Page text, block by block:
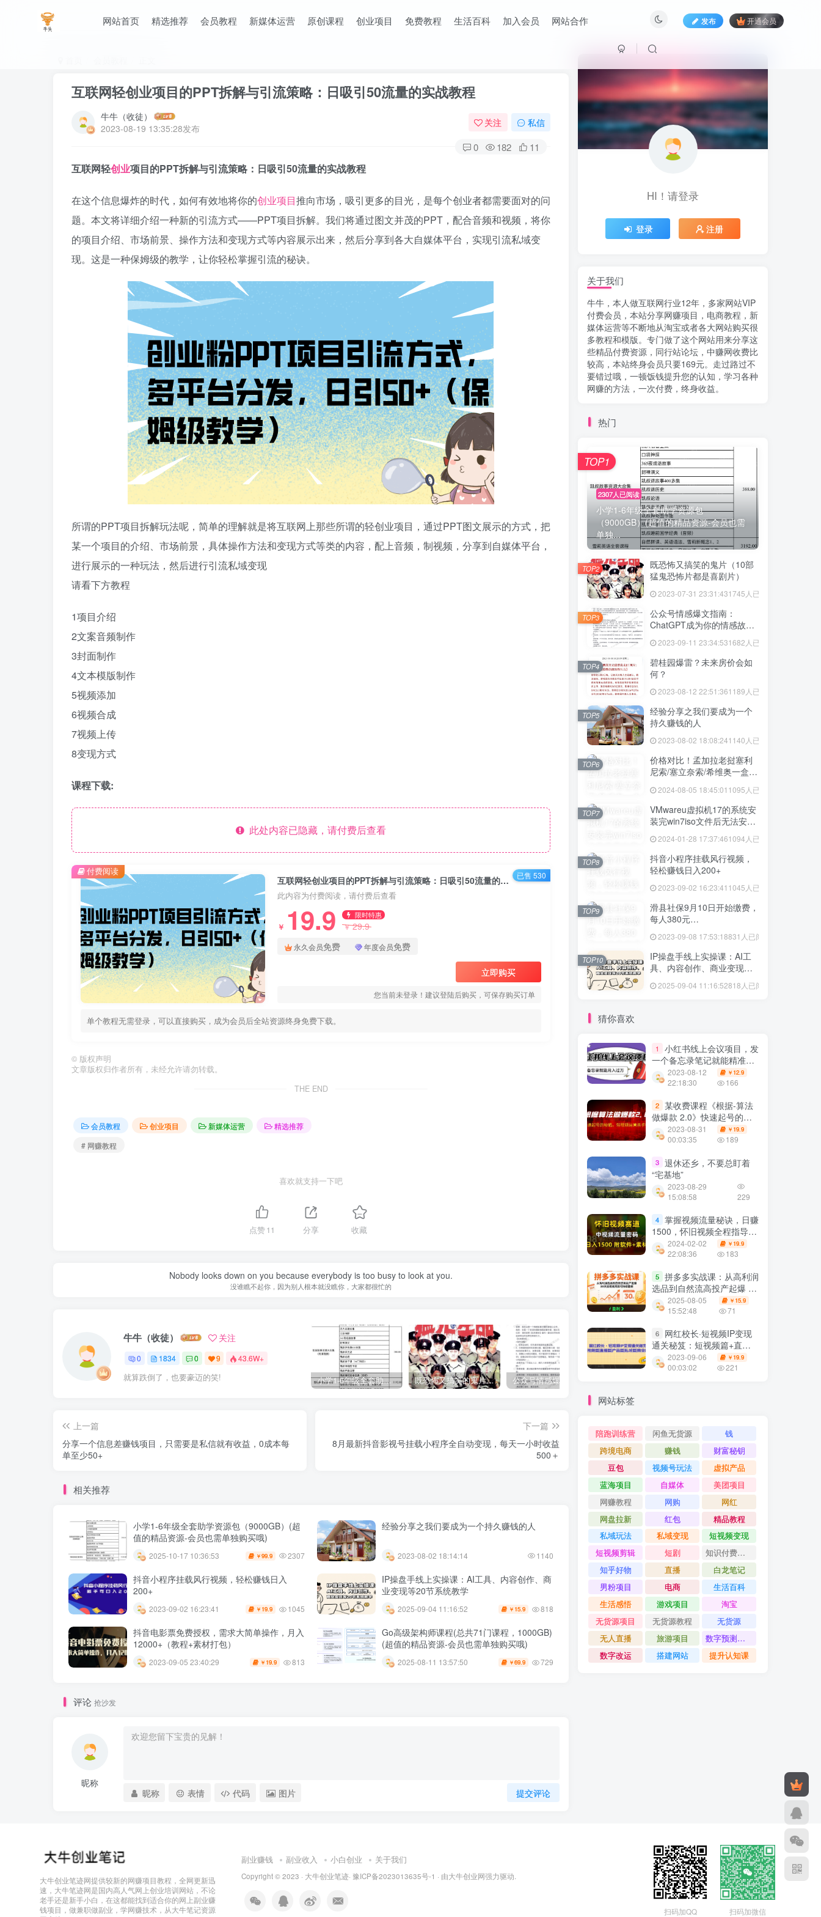
网站首页 精选推荐 会员教程 新媒体运营 原创课程 创业项目 免费教程 生活百科 加入会员 网站合作 发布 开通会员
互联网轻创业项目的PPT拆解与引流策略：日吸引50流量的实战教程
牛牛（收徒）
2023-08-19 13:35:28发布
关注 私信
0 182 11
互联网轻创业项目的PPT拆解与引流策略：日吸引50流量的实战教程
在这个信息爆炸的时代，如何有效地将你的创业项目推向市场，吸引更多的目光，是每个创业者都需要面对的问
题。本文将详细介绍一种新的引流方式——PPT项目拆解。我们将通过图文并茂的PPT，配合音频和视频，将你
的项目介绍、市场前景、操作方法和变现方式等内容展示出来，然后分享到各大自媒体平台，实现引流私域变
现。这是一种保姆级的教学，让你轻松掌握引流的秘诀。
所谓的PPT项目拆解玩法呢，简单的理解就是将互联网上那些所谓的轻创业项目，通过PPT图文展示的方式，把
某一个项目的介绍、市场前景，具体操作方法和变现方式等类的内容，配上音频，制视频，分享到自媒体平台，
进行展示的一种玩法，然后进行引流私域变现
请看下方教程
1项目介绍
2文案音频制作
3封面制作
4文本模版制作
5视频添加
6视频合成
7视频上传
8变现方式
课程下载:
此处内容已隐藏，请付费后查看
互联网轻创业项目的PPT拆解与引流策略：日吸引50流量的实战教程
此内容为付费阅读，请付费后查看
￥ 19.9 限时特惠
￥29.9
永久会员免费 年度会员免费
立即购买
您当前未登录！建议登陆后购买，可保存购买订单
单个教程无需登录，可以直接购买，成为会员后全站资源终身免费下载。
付费阅读 已售 530
© 版权声明
文章版权归作者所有，未经允许请勿转载。
THE END
会员教程 创业项目 新媒体运营
精选推荐
# 网赚教程
喜欢就支持一下吧
点赞11 分享 收藏
Nobody looks down on you because everybody is too busy to look at you.
没谁瞧不起你，因为别人根本就没瞧你，大家都很忙的
牛牛（收徒） 关注
0 1834 0 9 43.6W+
就算跌倒了，也要豪迈的笑! 小学1-6年级全套助学资源包（9000GB）(超值的精品资源-会员也需单独购买哦) 既恐怖又搞笑的鬼片（10部猛鬼恐怖片都是喜剧片）
上一篇
分享一个信息差赚钱项目，只需要是私信就有收益，0成本每
单至少50+
下一篇
8月最新抖音影视号挂载小程序全自动变现，每天一小时收益
500＋
相关推荐
小学1-6年级全套助学资源包（9000GB）(超
值的精品资源-会员也需单独购买哦)
2025-10-17 10:36:53 ￥99.9 2307
经验分享之我们要成为一个持久赚钱的人
2023-08-02 18:14:14 1140
抖音小程序挂载风行视频，轻松赚钱日入
200+
2023-09-02 16:23:41 ￥ 19.9 1045
IP操盘手线上实操课：AI工具、内容创作、商
业变现等20节系统教学
2025-09-04 11:16:52 ￥ 15.9 818
抖音电影票免费授权，需求大简单操作，月入
12000+（教程+素材打包）
2023-09-05 23:40:29 ￥ 19.9 813
Go高级架构师课程(总共71门课程，1000GB)
(超值的精品资源-会员也需单独购买哦)
2025-08-11 13:57:50 ￥69.9 729
评论 抢沙发
昵称
提交评论
昵称 表情 代码 图片
HI！请登录
登录 注册
HI！请登录
登录 注册
关于我们
牛牛，本人做互联网行业12年，多家网站VIP
付费会员，本站分享网赚项目，电商教程，新
媒体运营等不断地从淘宝或者各大网站购买很
多教程和模版。专门做了这个网站用来分享这
些精品付费资源，同行站论坛，中赚网收费比
较高，本站终身会员只要169元。走过路过不
要错过哦，一顿饭钱提升您的认知，学习各种
网赚的方法，一次付费，终身收益。
热门
2307人已阅读
小学1-6年级全套助学资源包
（9000GB）(超值的精品资源-会员也需
单独...
TOP1
既恐怖又搞笑的鬼片（10部
猛鬼恐怖片都是喜剧片）
2023-07-31 23:31:431745人已阅读
TOP2
公众号情感爆文指南：
ChatGPT成为你的情感故事
好帮手！
2023-09-11 23:34:531682人已阅读
TOP3
碧桂园爆雷？未来房价会如
何？
2023-08-12 22:51:361189人已阅读
TOP4
经验分享之我们要成为一个
持久赚钱的人
2023-08-02 18:08:241140人已阅读
TOP5
价格对比！孟加拉老挝塞利
尼索/塞立奈索/希维奥一盒价
2024-08-05 18:45:01 1095人已阅读
TOP6
VMwareu虚拟机17的系统安
装完win7iso文件后无法安装
2024-01-28 17:37:461094人已阅读
TOP7
抖音小程序挂载风行视频，
轻松赚钱日入200+
2023-09-02 16:23:41 1045人已阅读
TOP8
滑县社保9月10日开始缴费，
每人380元…
2023-09-08 17:53:18831人已阅读
TOP9
IP操盘手线上实操课：AI工
具、内容创作、商业变现等
2025-09-04 11:16:52818人已阅读
TOP10
猜你喜欢
1
小红书线上会议项目，发
一个备忘录笔记就能精准获
客月入过万【揭秘】
2023-08-12
22:18:30
￥ 12.9
166
2 某收费课程《根据-算法
做爆款 2.0》快速起号的秘
籍，短视频运营杀手锏
2023-08-31
00:03:35
￥ 19.9
189
3 退休还乡，不要总盯着
“宅基地”
2023-08-29
15:08:58
229
4 掌握视频流量秘诀，日赚
1500，怀旧视频全程指导
【揭秘】
2024-02-02
22:08:36
￥ 19.9
183
5 拼多多实战课：从高利润
选品到自然流高投产起爆 30
天实现低风险可持续盈利
2025-08-05
15:52:48
￥ 15.9
71
6
网红校长·短视频IP变现
通关秘笈：短视频篇+直播
篇+产品篇+私域篇+商业模
式
2023-09-06
00:03:02
￥ 19.9
221
网站标签
陪跑训练营 闲鱼无货源
钱
跨境电商
赚钱
财富秘钥
豆包
视频号玩法
虚拟产品
蓝海项目
自媒体
美团项目
网赚教程
网购
网红
网盘拉新
红包
精品教程
私域玩法
私域变现
短视频变现
短视频剪辑
短剧
知识付费项目
知乎好物
直播
白龙笔记
男粉项目
电商
生活百科
生活感悟
游戏项目
淘宝
无货源项目
无货源教程
无货源
无人直播
旅游项目
数字预测大师
数字改运
搭建网站 提升认知课
大牛创业笔迹网提供较新的网赚项目教程，全网更新迅
速，大牛笔迹网是国内高人气网上创业培训网站，不论
老手还是新手小白，在这都能找到适合你的网上副业赚
钱项目，做兼职做副业，学网赚技术，从大牛笔记资源
副业赚钱 副业收入 小白创业 关于我们
Copyright © 2023 · 大牛创业笔迹· 豫ICP备2023013635号-1 · 由大牛创业网强力驱动.
扫码加QQ 扫码加微信